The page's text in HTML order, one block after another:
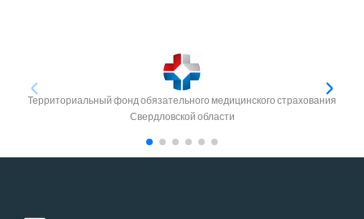
Территориальный фонд обязательного медицинского страхования
Свердловской области